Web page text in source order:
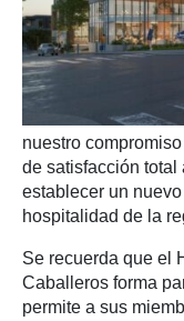
nuestro
de satisfacción total
establecer un
hospitalidad de la
Se recuerda que el
Caballeros forma
permite a sus